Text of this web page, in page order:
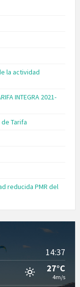
la actividad
INTEGRA 2021-
Tarifa
reducida PMR del
14:37
27°C
4m/s